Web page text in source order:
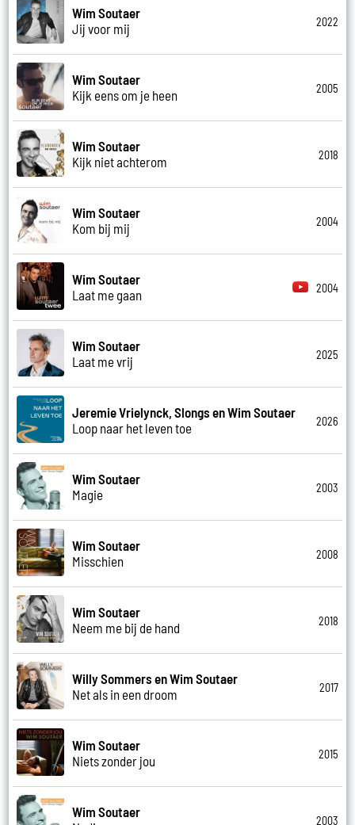
Wim Soutaer
Jij voor mij
2022
Wim Soutaer
Kijk eens om je heen
2005
Wim Soutaer
Kijk niet achterom
2018
Wim Soutaer
Kom bij mij
2004
Wim Soutaer
Laat me gaan
2004
Wim Soutaer
Laat me vrij
2025
Jeremie Vrielynck, Slongs en Wim Soutaer
Loop naar het leven toe
2026
Wim Soutaer
Magie
2003
Wim Soutaer
Misschien
2008
Wim Soutaer
Neem me bij de hand
2018
Willy Sommers en Wim Soutaer
Net als in een droom
2017
Wim Soutaer
Niets zonder jou
2015
Wim Soutaer
2003